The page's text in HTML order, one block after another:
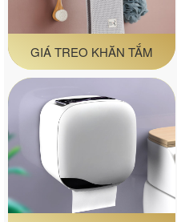
GIÁ TREO KHĂN TẮM